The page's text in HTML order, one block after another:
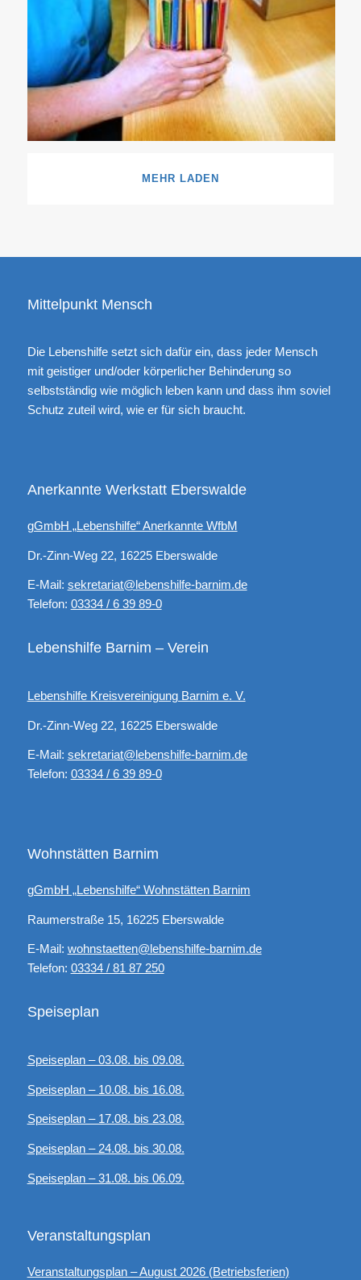
MEHR LADEN
Mittelpunkt Mensch
Die Lebenshilfe setzt sich dafür ein, dass jeder Mensch
mit geistiger und/oder körperlicher Behinderung so
selbstständig wie möglich leben kann und dass ihm soviel
Schutz zuteil wird, wie er für sich braucht.
Anerkannte Werkstatt Eberswalde
gGmbH „Lebenshilfe“ Anerkannte WfbM
Dr.-Zinn-Weg 22, 16225 Eberswalde
E-Mail: sekretariat@lebenshilfe-barnim.de
Telefon: 03334 / 6 39 89-0
Lebenshilfe Barnim – Verein
Lebenshilfe Kreisvereinigung Barnim e. V.
Dr.-Zinn-Weg 22, 16225 Eberswalde
E-Mail: sekretariat@lebenshilfe-barnim.de
Telefon: 03334 / 6 39 89-0
Wohnstätten Barnim
gGmbH „Lebenshilfe“ Wohnstätten Barnim
Raumerstraße 15, 16225 Eberswalde
E-Mail: wohnstaetten@lebenshilfe-barnim.de
Telefon: 03334 / 81 87 250
Speiseplan
Speiseplan – 03.08. bis 09.08.
Speiseplan – 10.08. bis 16.08.
Speiseplan – 17.08. bis 23.08.
Speiseplan – 24.08. bis 30.08.
Speiseplan – 31.08. bis 06.09.
Veranstaltungsplan
Veranstaltungsplan – August 2026 (Betriebsferien)